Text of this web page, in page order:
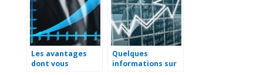
Les avantages
dont vous
Quelques
informations sur